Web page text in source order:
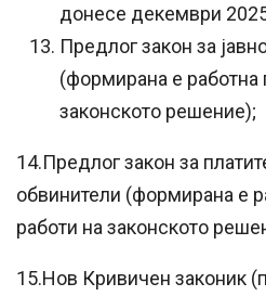
донесе декември
Предлог закон за
(формирана е работна
законското решение);
14.Предлог закон за
обвинители (формирана е
работи на законското
15.Нов Кривичен законик